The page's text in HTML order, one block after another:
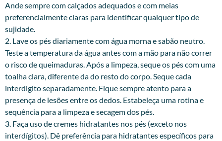
Ande sempre com calçados adequados e com meias
preferencialmente claras para identificar qualquer tipo de
sujidade.
2. Lave os pés diariamente com água morna e sabão neutro.
Teste a temperatura da água antes com a mão para não correr
o risco de queimaduras. Após a limpeza, seque os pés com uma
toalha clara, diferente da do resto do corpo. Seque cada
interdigito separadamente. Fique sempre atento para a
presença de lesões entre os dedos. Estabeleça uma rotina e
sequência para a limpeza e secagem dos pés.
3. Faça uso de cremes hidratantes nos pés (exceto nos
interdígitos). Dê preferência para hidratantes específicos para